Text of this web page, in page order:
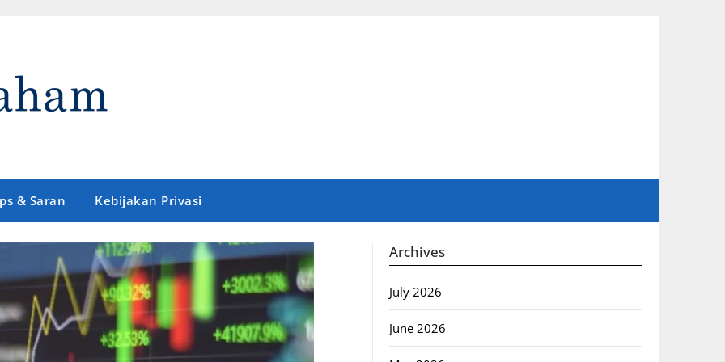
& Saran Kebijakan Privasi
Archives
July 2026
June 2026